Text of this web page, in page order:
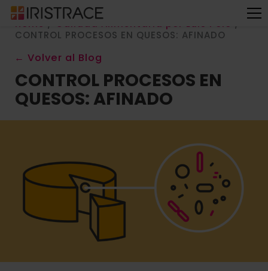
Home / Calidad Alimentaria por Luis Polo /
CONTROL PROCESOS EN QUESOS: AFINADO
← Volver al Blog
CONTROL PROCESOS EN
QUESOS: AFINADO